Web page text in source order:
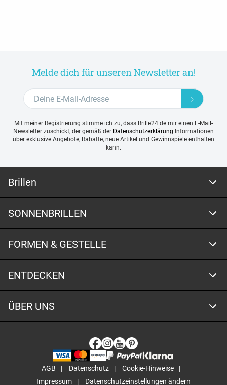
Melde dich für unseren Newsletter an!
Mit meiner Registrierung stimme ich zu, dass Brille24.de mir einen E-Mail-
Newsletter zuschickt, der gemäß der Datenschutzerklärung Informationen
über exklusive Angebote, Rabatte, neue Artikel und Gewinnspiele enthalten
kann.
Brillen
SONNENBRILLEN
FORMEN & GESTELLE
ENTDECKEN
ÜBER UNS
AGB Datenschutz
Cookie-Hinweise
Impressum
Datenschutzeinstellungen ändern